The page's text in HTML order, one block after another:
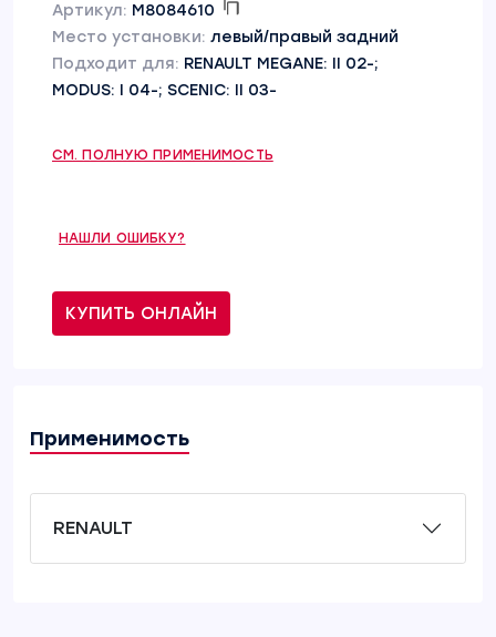
Артикул: M8084610
Место установки: левый/правый задний
Подходит для: RENAULT MEGANE: II 02-;
MODUS: I 04-; SCENIC: II 03-
СМ. ПОЛНУЮ ПРИМЕНИМОСТЬ
НАШЛИ ОШИБКУ?
КУПИТЬ ОНЛАЙН
Применимость
RENAULT